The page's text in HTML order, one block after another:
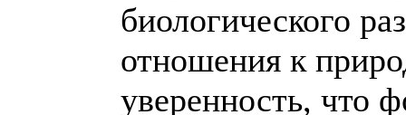
биологического
отношения к
уверенность, что